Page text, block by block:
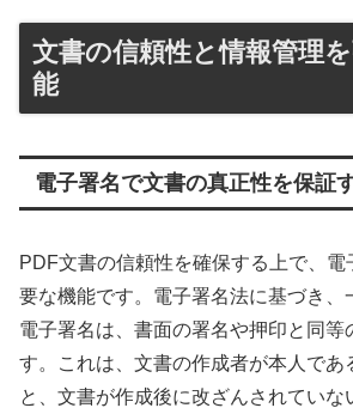
文書の信頼性と情報管理
能
電子署名で文書の真正性を保証
PDF文書の信頼性を確保する上で、電
要な機能です。電子署名法に基づき、
電子署名は、書面の署名や押印と同等
す。これは、文書の作成者が本人であ
と、文書が作成後に改ざんされていな